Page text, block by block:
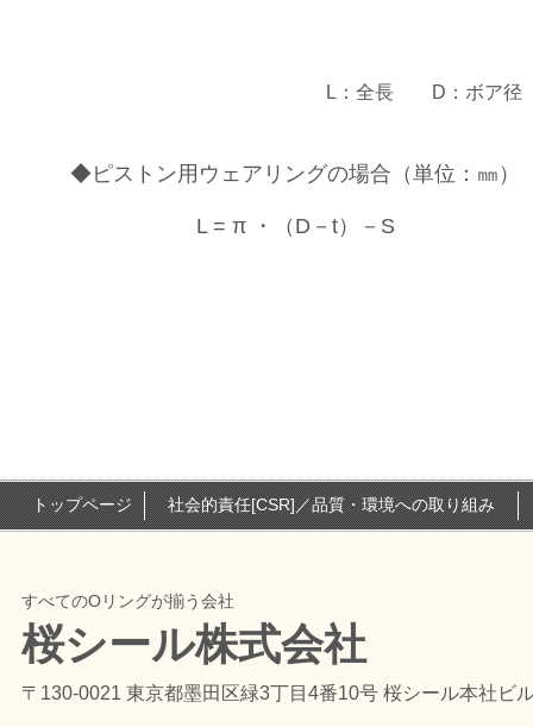
L：全長 D：ボア
◆ピストン用ウェアリングの
L = π ・
トップページ 社会的責任[CSR]／品質・環境への取り組み
すべてのOリングが揃う会社
桜シール株式会社
〒130-0021 東京都墨田区緑3丁目4番10号 桜シール本社ビ